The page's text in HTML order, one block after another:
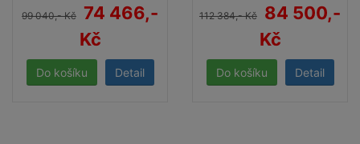
99 040,- Kč
74 466,-
Kč
Detail
112 384,- Kč
84 500,-
Kč
Detail